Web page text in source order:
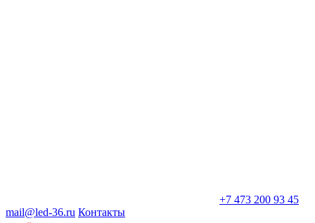
+7 473 200 93 45
mail@led-36.ru Контакты